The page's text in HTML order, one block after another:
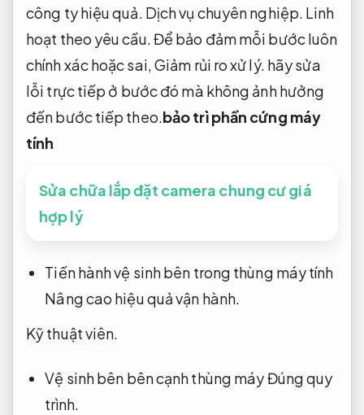
công ty hiệu quả. Dịch vụ chuyên nghiệp. Linh
hoạt theo yêu cầu.Để bảo đảm mỗi bước luôn
chính xác hoặc sai,Giảm rủi ro xử lý. hãy sửa
lỗi trực tiếp ở bước đó mà không ảnh hưởng
đến bước tiếp theo.bảo trì phần cứng máy
tính
Sửa chữa lắp đặt camera chung cư giá
hợp lý
Tiến hành vệ sinh bên trong thùng máy tính
Nâng cao hiệu quả vận hành.
Kỹ thuật viên.
Vệ sinh bên bên cạnh thùng máyĐúng quy
trình.